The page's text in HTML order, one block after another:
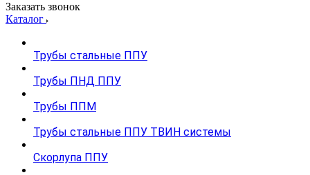
Заказать звонок
Каталог
Трубы стальные ППУ
Трубы ПНД ППУ
Трубы ППМ
Трубы стальные ППУ ТВИН системы
Скорлупа ППУ